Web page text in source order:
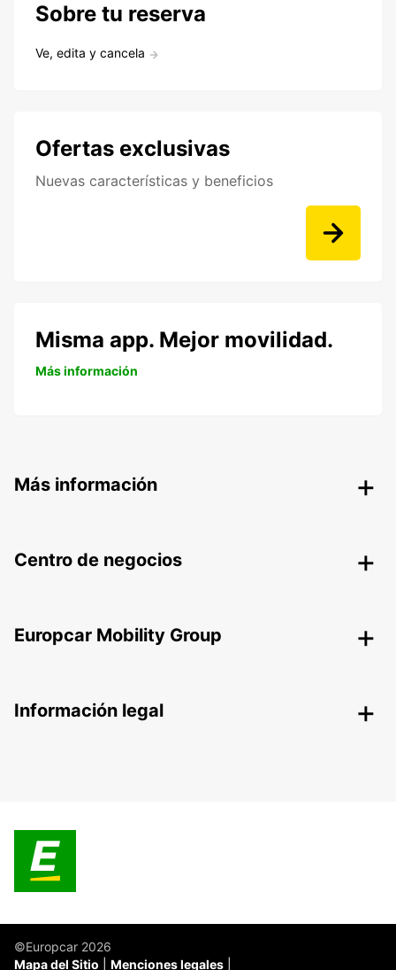
Sobre tu reserva
Ve, edita y cancela
Ofertas exclusivas
Nuevas características y beneficios
Misma app. Mejor movilidad.
Más información
Más información
Centro de negocios
Europcar Mobility Group
Información legal
©Europcar 2026
Mapa del Sitio
Menciones legales